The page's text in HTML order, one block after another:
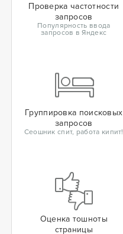
Проверка частотности
запросов
Популярность ввода
запросов в Яндекс
Группировка поисковых
запросов
Сеошник спит, работа кипит!
Оценка тошноты
страницы